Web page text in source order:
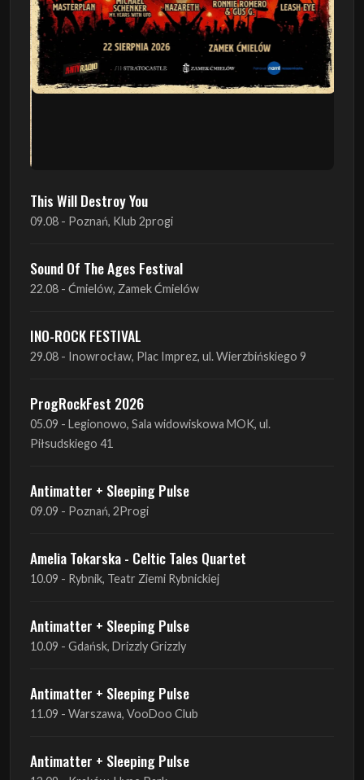
This Will Destroy You
09.08 - Poznań, Klub 2progi
Sound Of The Ages Festival
22.08 - Ćmielów, Zamek Ćmielów
INO-ROCK FESTIVAL
29.08 - Inowrocław, Plac Imprez, ul. Wierzbińskiego 9
ProgRockFest 2026
Antimatter + Sleeping Pulse
09.09 - Poznań, 2Progi
Amelia Tokarska - Celtic Tales Quartet
10.09 - Rybnik, Teatr Ziemi Rybnickiej
Antimatter + Sleeping Pulse
Antimatter + Sleeping Pulse
11.09 - Warszawa, VooDoo Club
Antimatter + Sleeping Pulse
12.09 - Kraków, Hype Park
Amelia Tokarska - Celtic Tales Quartet
19.09 - Brześć Kujawski, Wahadło